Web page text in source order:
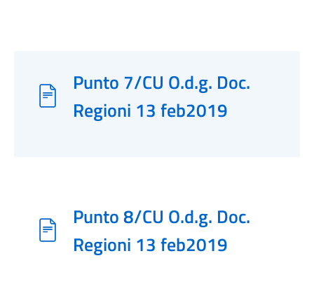
Punto 7/CU O.d.g. Doc.
Regioni 13 feb2019
Punto 8/CU O.d.g. Doc.
Regioni 13 feb2019